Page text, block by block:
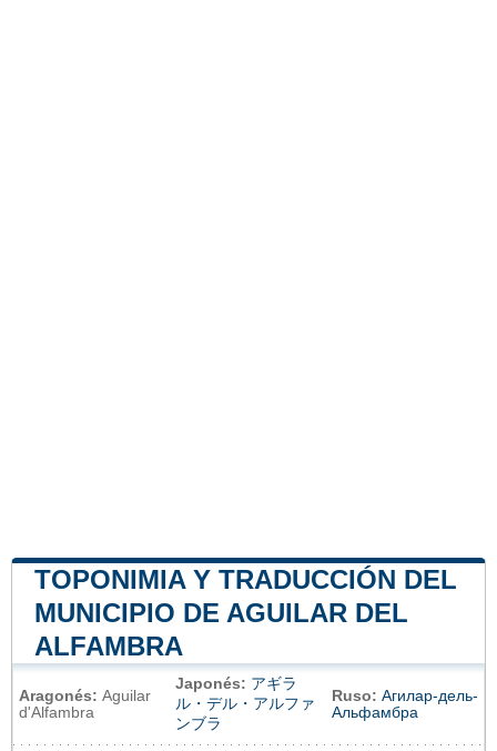
TOPONIMIA Y TRADUCCIÓN DEL
MUNICIPIO DE AGUILAR DEL
ALFAMBRA
Aragonés: Aguilar
d'Alfambra
Japonés: アギラ
ル・デル・アルファ
ンブラ
Ruso: Агилар-дель-
Альфамбра